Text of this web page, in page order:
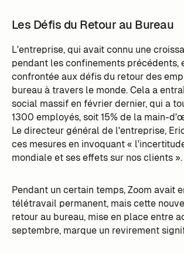
Les Défis du Retour au Bureau
L'entreprise, qui avait connu une
pendant les confinements précédents,
confrontée aux défis du retour des
bureau à travers le monde. Cela a
social massif en février dernier, qui a
1300 employés, soit 15% de la main-
Le directeur général de l'entreprise,
ces mesures en invoquant «
mondiale et ses effets sur nos clients ».
Pendant un certain temps, Zoom avait
télétravail permanent, mais cette
retour au bureau, mise en place entre
septembre, marque un revirement